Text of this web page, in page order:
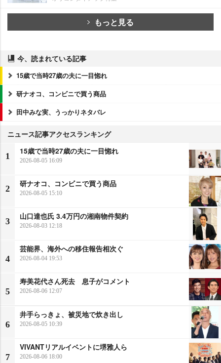
もっと見る
今、読まれている記事
15歳で当時27歳の夫に一目惚れ
研ナオコ、コンビニで買う商品
田中みな実、うっかりネタバレ
ニュース記事アクセスランキング
1
15歳で当時27歳の夫に一目惚れ
2026-08-05 16:09
2
研ナオコ、コンビニで買う商品
2026-08-05 15:10
3
山口達也氏 3.4万円の湘南物件契約
2026-08-03 12:18
4
芸能界、海外への移住報告相次ぐ
2026-08-04 19:53
5
寿美花代さん死去 息子がコメント
2026-08-06 12:07
6
井手らっきょ、被災地で炊き出し
2026-08-05 10:39
7
VIVANTリアルイベントに堺雅人ら
2026-08-06 18:00